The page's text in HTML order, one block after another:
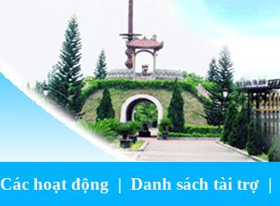
Các hoạt động | Danh sách tài trợ |